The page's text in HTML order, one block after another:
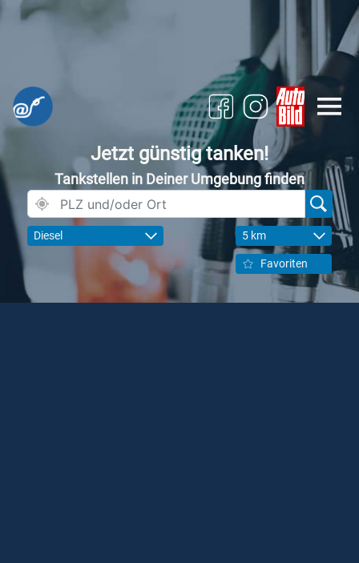
Jetzt günstig tanken!
Tankstellen in Deiner Umgebung finden
Diesel 5 km
Favoriten